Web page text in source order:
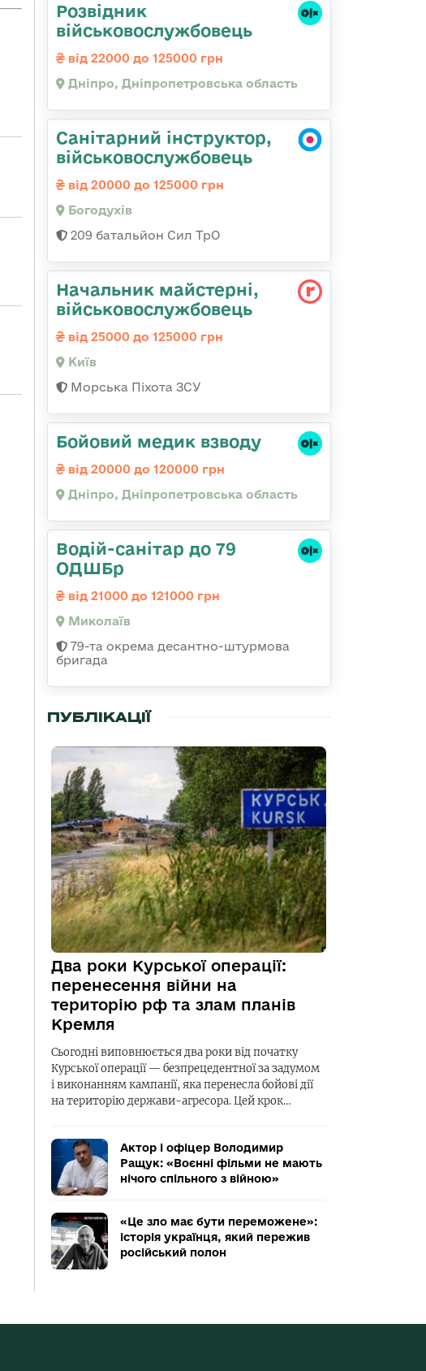
Розвідник
військовослужбовець
від 22000 до 125000 грн
Дніпро, Дніпропетровська область
Санітарний інструктор,
військовослужбовець
від 20000 до 125000 грн
Богодухів
209 батальйон Сил ТрО
Начальник майстерні,
військовослужбовець
від 25000 до 125000 грн
Київ
Морська Піхота ЗСУ
Бойовий медик взводу
від 20000 до 120000 грн
Дніпро, Дніпропетровська область
Водій-санітар до 79
ОДШБр
від 21000 до 121000 грн
Миколаїв
79-та окрема десантно-штурмова
бригада
ПУБЛІКАЦІЇ
Два роки Курської операції:
перенесення війни на
територію рф та злам планів
Кремля
Сьогодні виповнюється два роки від початку
Курської операції — безпрецедентної за задумом
і виконанням кампанії, яка перенесла бойові дії
на територію держави-агресора. Цей крок…
Актор і офіцер Володимир
Ращук: «Воєнні фільми не мають
нічого спільного з війною»
«Це зло має бути переможене»:
історія українця, який пережив
російський полон